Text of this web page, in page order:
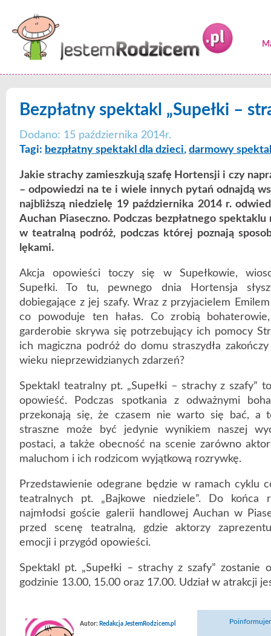
Bezpłatny spektakl „Supełki –
Dodano: 15 października 2014r.
Tagi: bezpłatny spektakl dla dzieci, darmowy
Jakie strachy zamieszkują szafę Hortensji i czy
– odpowiedzi na te i wiele innych pytań odnajdą
najbliższą niedzielę 19 października 2014 r.
Auchan Piaseczno. Podczas bezpłatnego
w teatralną podróż, podczas której poznają
lękami.
Akcja opowieści toczy się w Supełkowie,
Supełki. To tu, pewnego dnia Hortensja
dobiegające z jej szafy. Wraz z przyjacielem
co powoduje ten hałas. Co zrobią
garderobie skrywa się potrzebujący ich pomocy
ich magiczna podróż do domu straszydła
wieku nieprzewidzianych zdarzeń?
Spektakl teatralny pt. „Supełki – strachy z szafy”
opowieść. Podczas spotkania z odważnymi
przekonają się, że czasem nie warto się bać, a
straszne może być jedynie wynikiem naszej
postaci, a także obecność na scenie zarówno
maluchom i ich rodzicom wyjątkową rozrywkę.
Przedstawienie odegrane będzie w ramach cyklu
teatralnych pt. „Bajkowe niedziele”. Do końca
najmłodsi goście galerii handlowej Auchan w
przed scenę teatralną, gdzie aktorzy
emocji i przygód opowieści.
Spektakl pt. „Supełki – strachy z szafy” zostanie
godzinie 13.00, 15.00 oraz 17.00. Udział w atrakcji
Autor: Redakcja JestemRodzicem.pl